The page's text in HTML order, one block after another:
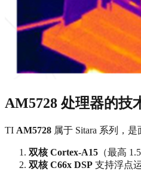
AM5728 处理器的技
TI AM5728 属于 Sitara 系列，
双核 Cortex‑A15 （最高
双核 C66x DSP 支持浮点